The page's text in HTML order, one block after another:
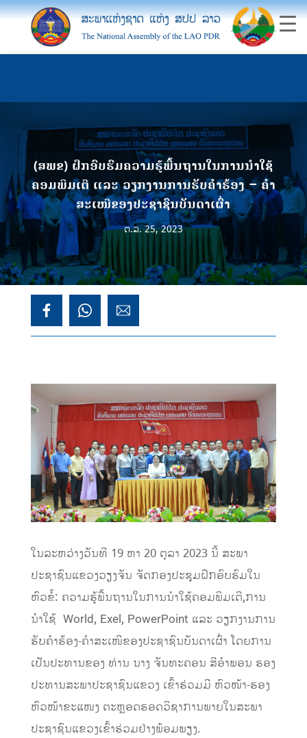
(ສພຂ) ຝຶກອົບຮົມຄວາມຮູ້ພື້ນຖານໃນການນໍາໃຊ້
ຄອມພິມເຕີ ແລະ ວຽກງານການຮັບຄໍາຮ້ອງ – ຄໍາ
ສະເໜີຂອງປະຊາຊົນບັນດາເຜົ່າ
ຕ.ລ. 25, 2023
ໃນລະຫວ່າງວັນທີ 19 ຫາ 20 ຕຸລາ 2023 ນີ້ ສະພາ
ປະຊາຊົນແຂວງວຽງຈັນ ຈັດກອງປະຊຸມຝຶກອົບຮົມໃນ
ຫົວຂໍ້: ຄວາມຮູ້ພື້ນຖານໃນການນໍາໃຊ້ຄອມພິມເຕີ,ການ
ນໍາໃຊ້ World, Exel, PowerPoint ແລະ ວຽກງານການ
ຮັບຄໍາຮ້ອງ-ຄໍາສະເໜີຂອງປະຊາຊົນບັນດາເຜົ່າ ໂດຍການ
ເປັນປະທານຂອງ ທ່ານ ນາງ ຈັນທະຄອນ ສີອໍາພອນ ຮອງ
ປະທານສະພາປະຊາຊົນແຂວງ ເຂົ້າຮ່ວມມີ ຫົວໜ້າ-ຮອງ
ຫົວໜ້າຂະແໜງ ຕະຫຼອດຮອດວິຊາການພາຍໃນສະພາ
ປະຊາຊົນແຂວງເຂົ້າຮ່ວມຢ່າງພ້ອມພຽງ.